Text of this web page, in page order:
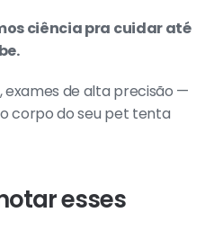
ciência pra cuidar até
exames de alta precisão —
corpo do seu pet tenta
esses